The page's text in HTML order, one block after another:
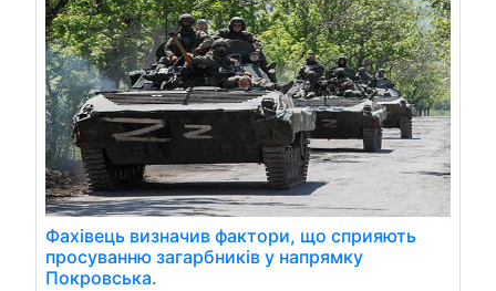
Фахівець визначив фактори, що сприяють
просуванню загарбників у напрямку
Покровська.